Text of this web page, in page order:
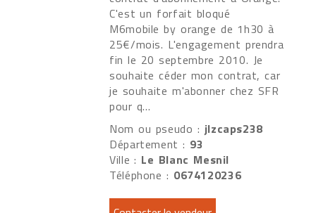
C'est un forfait bloqué
M6mobile by orange de 1h30 à
25€/mois. L'engagement prendra
fin le 20 septembre 2010. Je
souhaite céder mon contrat, car
je souhaite m'abonner chez SFR
pour q...
Nom ou pseudo : jlzcaps238
Département : 93
Ville : Le Blanc Mesnil
Téléphone : 0674120236